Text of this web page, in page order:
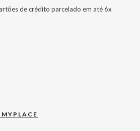
de crédito parcelado em até 6x